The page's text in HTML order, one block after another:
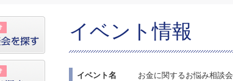
イベント情報
イベント名 お金に関するお悩み相談会